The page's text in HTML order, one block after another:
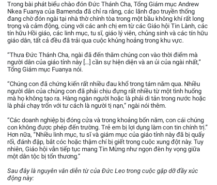
Trong bài phát biểu chào đón Đức Thánh Cha, Tổng Giám mục Andrew
Nkea Fuanya của Bamenda đã chỉ ra rằng, các lãnh đạo truyền thống
đang chờ đón ngài tại nhà thờ chính tòa trong một bầu không khí rất long
trọng và cảm động, cùng với các anh chị em từ các Giáo hội Tin Lành, các
tín hữu Hồi giáo, các linh mục, tu sĩ, giáo lý viên, chủng sinh và các tín hữu
giáo dân, tất cả đều đã trải qua cuộc khủng hoảng trong khu vực.
“Thưa Đức Thánh Cha, ngài đã đến thăm chúng con vào thời điểm mà
người dân của giáo tỉnh này […] cần sự hiện diện và an ủi của ngài nhất,”
Tổng Giám mục Fuanya nói.
“Chúng con đã chứng kiến ​​rất nhiều đau khổ trong tám năm qua. Nhiều
người dân của chúng con đã phải chịu đựng rất nhiều từ một tình huống
mà họ không tạo ra. Hàng ngàn người hoặc là phải di tản trong nước hoặc
là phải chạy trốn với tư cách là người tị nạn,” ngài nói thêm.
“Các doanh nghiệp bị đóng cửa và trong khoảng bốn năm, con cái chúng
con không được phép đến trường. Trẻ em bị lợi dụng làm con tin chính trị.”
Hơn nữa, “Nhiều linh mục, tu sĩ và giám mục của giáo tỉnh này đã bị quấy
rối, đánh đập, bắt cóc hoặc thậm chí bị giết trong cuộc xung đột này. Tuy
nhiên, Giáo hội vẫn tiếp tục mang Tin Mừng như ngọn đèn hy vọng giữa
một dân tộc bị tổn thương.”
Sau đây là nguyên văn diễn từ của Đức Leo trong cuộc gặp dỡ đầy xúc
động này: